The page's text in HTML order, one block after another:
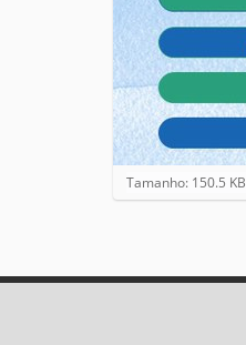
C
l
e
Tamanho: 150.5 KB